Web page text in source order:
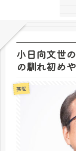
小日向文世
の馴れ初め
芸能